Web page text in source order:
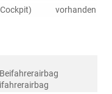
vorhanden